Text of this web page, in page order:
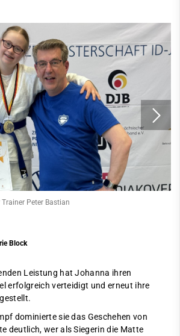
Peter Bastian
Block
Leistung hat Johanna ihren
erfolgreich verteidigt und erneut ihre
dominierte sie das Geschehen von
deutlich, wer als Siegerin die Matte